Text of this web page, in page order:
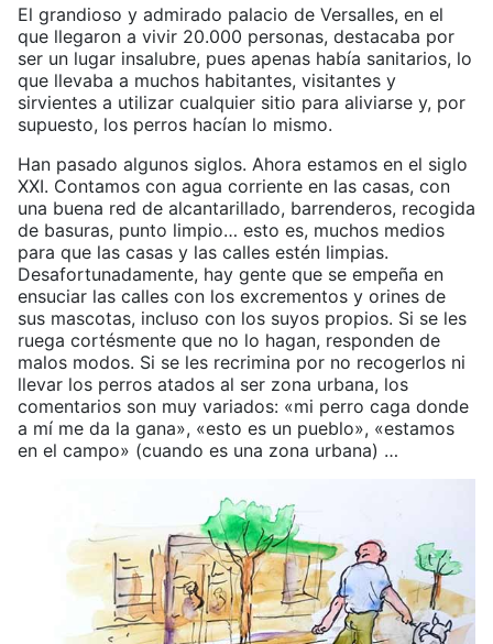
El grandioso y admirado palacio de Versalles, en el
que llegaron a vivir 20.000 personas, destacaba por
ser un lugar insalubre, pues apenas había sanitarios, lo
que llevaba a muchos habitantes, visitantes y
sirvientes a utilizar cualquier sitio para aliviarse y, por
supuesto, los perros hacían lo mismo.
Han pasado algunos siglos. Ahora estamos en el siglo
XXI. Contamos con agua corriente en las casas, con
una buena red de alcantarillado, barrenderos, recogida
de basuras, punto limpio… esto es, muchos medios
para que las casas y las calles estén limpias.
Desafortunadamente, hay gente que se empeña en
ensuciar las calles con los excrementos y orines de
sus mascotas, incluso con los suyos propios. Si se les
ruega cortésmente que no lo hagan, responden de
malos modos. Si se les recrimina por no recogerlos ni
llevar los perros atados al ser zona urbana, los
comentarios son muy variados: «mi perro caga donde
a mí me da la gana», «esto es un pueblo», «estamos
en el campo» (cuando es una zona urbana) …